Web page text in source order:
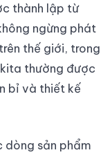
thành lập từ
ngừng phát
thế giới, trong
thường được
bỉ và thiết kế
dòng sản phẩm